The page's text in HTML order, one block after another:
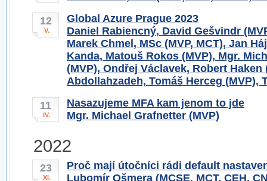
12
V.
Global Azure Prague 2023
Daniel Rabiencný, David Gešvindr
Marek Chmel, MSc (MVP, MCT), Jan
Kanda, Matouš Rokos (MVP), Mgr.
(MVP), Ondřej Václavek, Robert Haken
Abdollahzadeh, Tomáš Herceg (MVP),
11
IV.
Nasazujeme MFA kam jenom to jde
Mgr. Michael Grafnetter (MVP)
2022
23
XI.
Proč mají útočníci rádi default
Lubomír Ošmera (MCSE, MCT, CEH,